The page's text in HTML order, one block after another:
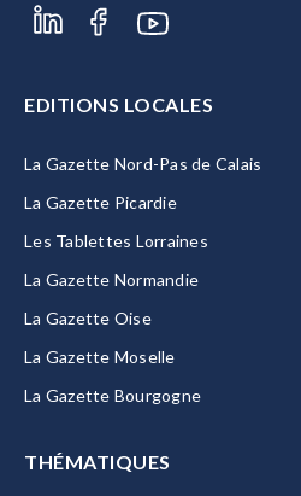
EDITIONS LOCALES
La Gazette Nord-Pas de Calais
La Gazette Picardie
Les Tablettes Lorraines
La Gazette Normandie
La Gazette Oise
La Gazette Moselle
La Gazette Bourgogne
THÉMATIQUES